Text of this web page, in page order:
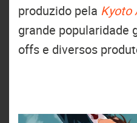
produzido pela Kyoto
grande popularidade
offs e diversos